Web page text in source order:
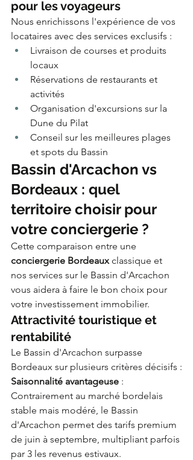
pour les voyageurs
Nous enrichissons l'expérience de vos
locataires avec des services exclusifs :
Livraison de courses et produits
locaux
Réservations de restaurants et
activités
Organisation d'excursions sur la
Dune du Pilat
Conseil sur les meilleures plages
et spots du Bassin
Bassin d'Arcachon vs
Bordeaux : quel
territoire choisir pour
votre conciergerie ?
Cette comparaison entre une
conciergerie Bordeaux classique et
nos services sur le Bassin d'Arcachon
vous aidera à faire le bon choix pour
votre investissement immobilier.
Attractivité touristique et
rentabilité
Le Bassin d'Arcachon surpasse
Bordeaux sur plusieurs critères décisifs :
Saisonnalité avantageuse :
Contrairement au marché bordelais
stable mais modéré, le Bassin
d'Arcachon permet des tarifs premium
de juin à septembre, multipliant parfois
par 3 les revenus estivaux.